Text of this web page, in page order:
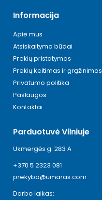
Informacija
Apie mus
Atsiskaitymo būdai
Prekių pristatymas
Prekių keitimas ir grąžinimas
Privatumo politika
Paslaugos
Kontaktai
Parduotuvė Vilniuje
Ukmergės g. 283 A
+370 5 2323 081
prekyba@umaras.com
Darbo laikas: